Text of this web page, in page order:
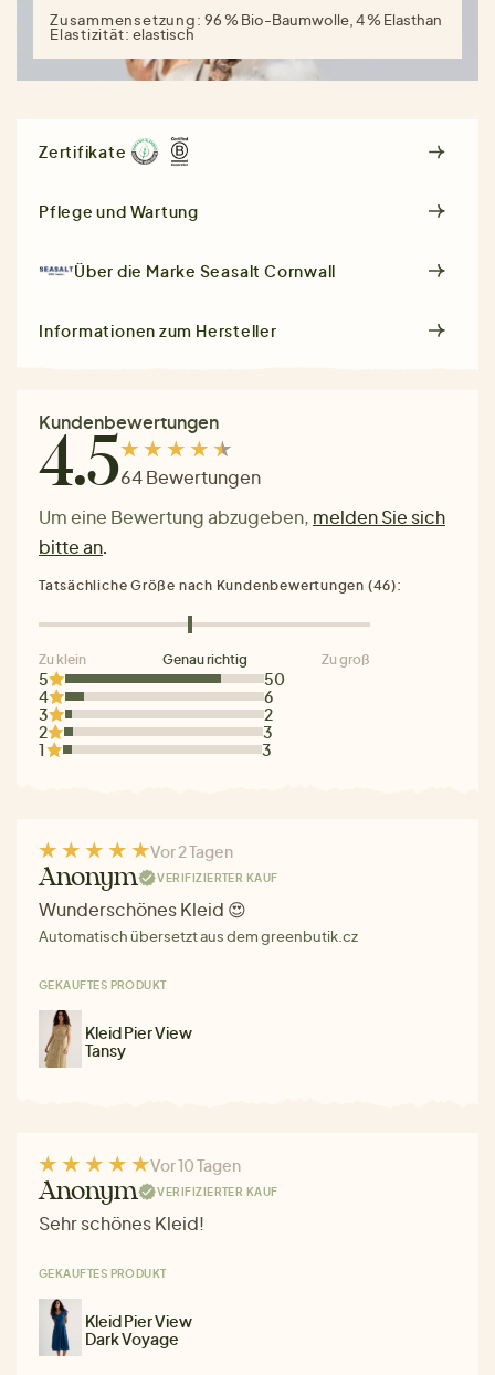
Zusammensetzung:96 % Bio-Baumwolle, 4 % Elasthan
Elastizität:elastisch
Zertifikate
Pflege und Wartung
Über die Marke Seasalt Cornwall
Informationen zum Hersteller
Kundenbewertungen
4.564 Bewertungen
Um eine Bewertung abzugeben, melden Sie sich
bitte an.
5
50
4
6
3
2
2
3
1
3
Tatsächliche Größe nach Kundenbewertungen (46):
Zu klein Genau richtig Zu groß
Vor 2 Tagen
Anonym VERIFIZIERTER KAUF
Wunderschönes Kleid 😍
Automatisch übersetzt aus dem greenbutik.cz
GEKAUFTES PRODUKT
Kleid Pier View
Tansy
Vor 10 Tagen
Anonym VERIFIZIERTER KAUF
Sehr schönes Kleid!
GEKAUFTES PRODUKT
Kleid Pier View
Dark Voyage